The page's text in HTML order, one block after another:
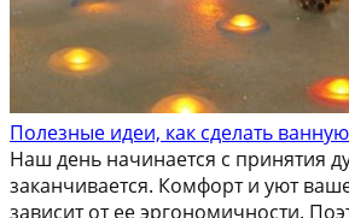
Полезные идеи, как сделать
Наш день начинается с принятия
заканчивается. Комфорт и уют
зависит от ее эргономичности.